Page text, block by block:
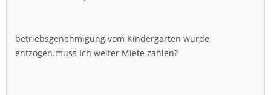
betriebsgenehmigung vom Kindergarten wurde
entzogen.muss Ich weiter Miete zahlen?